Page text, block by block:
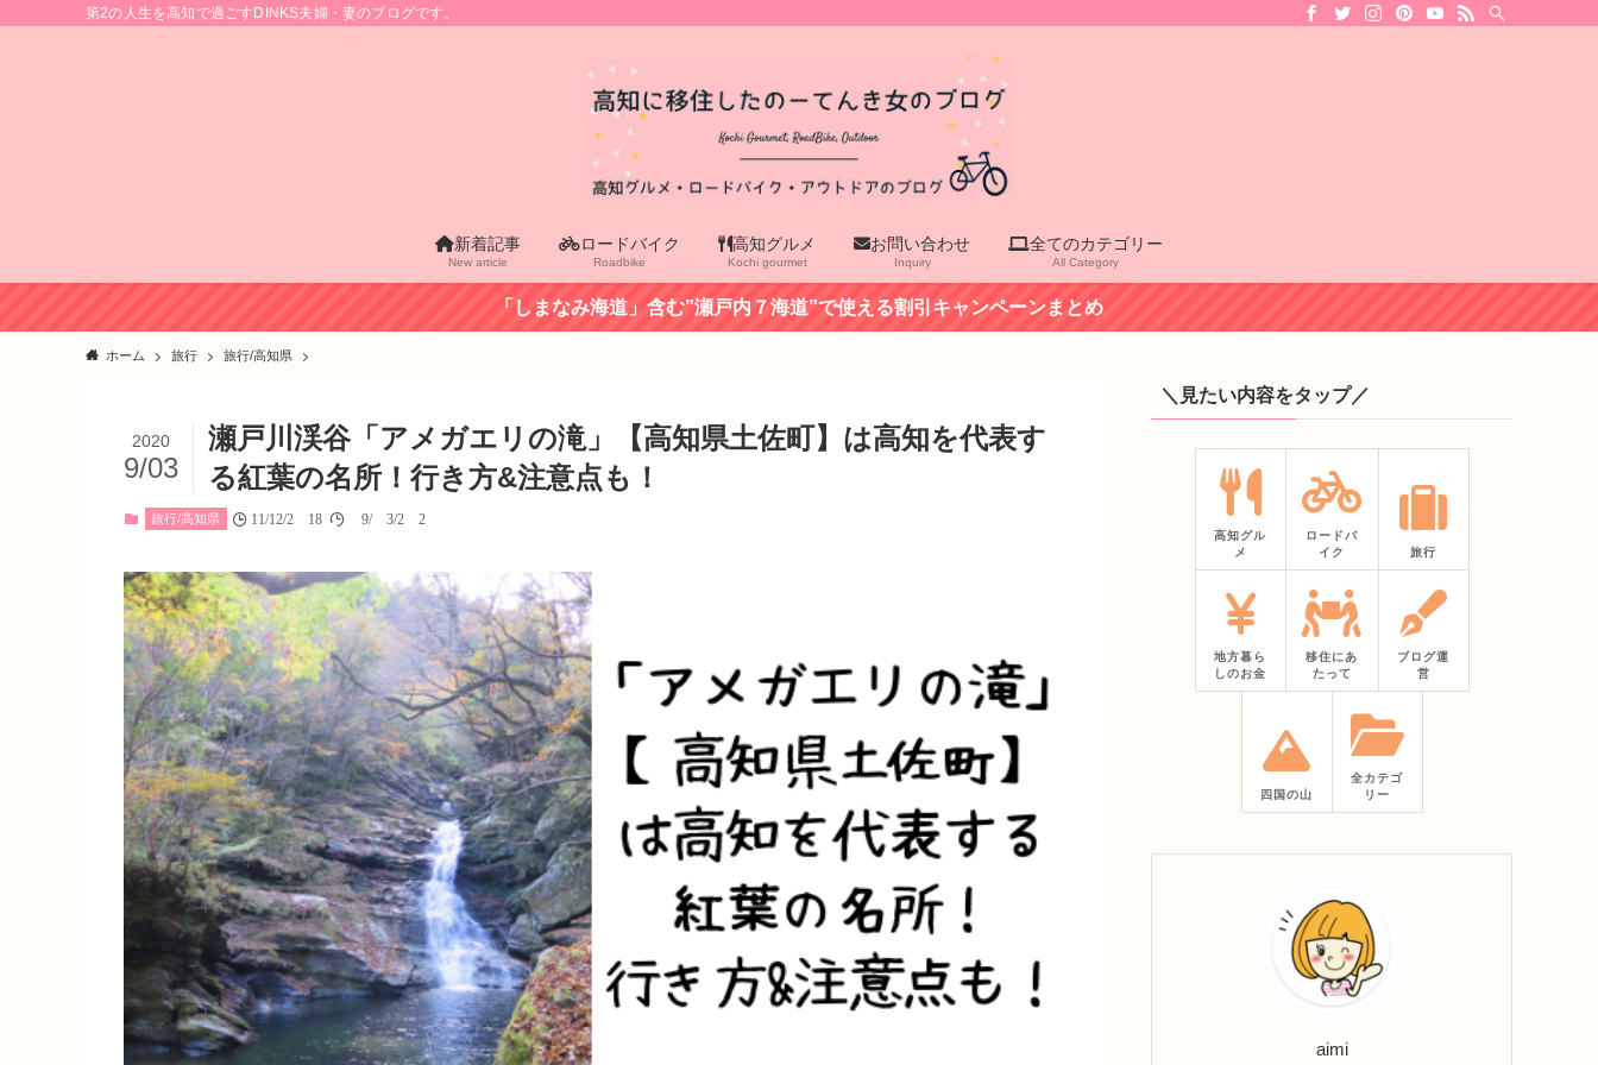
第2の人生を高知で過ごすDINKS夫婦・妻のブログです。
新着記事
New article
ロードバイク
Roadbike
高知グルメ
Kochi gourmet
お問い合わせ
Inquiry
全てのカテゴリー
All Category
「しまなみ海道」含む”瀬戸内７海道”で使える割引キャンペーンまとめ
ホーム 旅行 旅行/高知県
瀬戸川渓谷「アメガエリの滝」【高知県土佐町】は高知を代表す
る紅葉の名所！行き方&注意点も！
2020
9/03
旅行/高知県 11/12/2018 09/03/2020
＼見たい内容をタップ／
高知グル
メ
ロードバ
イク
旅行
地方暮ら
しのお金
移住にあ
たって
ブログ運
営
四国の山
全カテゴ
リー
aimi